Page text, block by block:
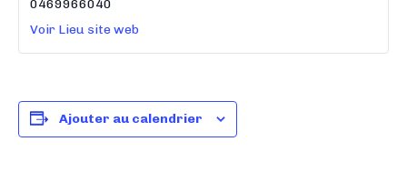
0469966040
Voir Lieu site web
Ajouter au calendrier